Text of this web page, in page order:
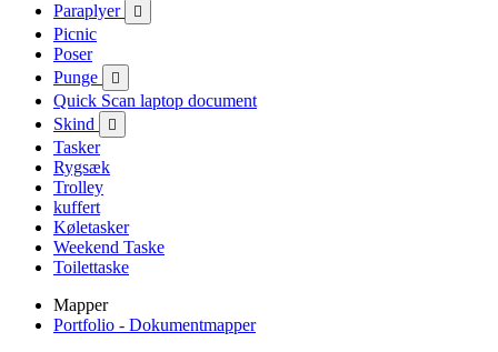
Paraplyer 
Picnic
Poser
Punge

Quick Scan laptop document
Skind

Tasker
Rygsæk
Trolley
kuffert
Køletasker
Weekend Taske
Toilettaske
Mapper
Portfolio - Dokumentmapper